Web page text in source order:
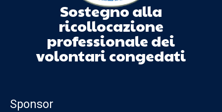
Sostegno alla
ricollocazione
professionale dei
volontari congedati
Sponsor